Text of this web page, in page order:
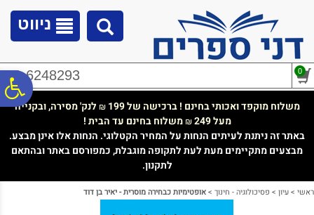
נגישות
ניווט
02-6248293 0
משלוח מוקפד ואכותי בחינם ! ברכישה של 199 ₪ לנק' מסירה, ובקנייה
מעל 249
₪משלוח בחינם עד הבית !
באתר זה ניתנת לעיתים הנחות על המחיר הקטלוגי. הנחות אלו אינן מבצע.
מבצעים מתקיימים מעת לעת לתקופה מוגבלת, כמפורסם באתר ובהתאם
לתקנון.
ראשי >עיון > פסיכולוגיה - חינוך >אופטימיות כבחירה מוסרית - יאיר בן דוד